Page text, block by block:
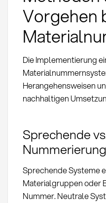
Vorgehen
Die Implementierung
Herangehensweisen
nachhaltigen
Sprechende
Nummerierung
Sprechende Systeme
Materialgruppen oder
Nummer. Neutrale